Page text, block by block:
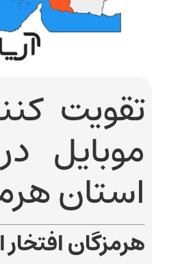
تقویت
موبایل
استان
هرمزگان افتخار